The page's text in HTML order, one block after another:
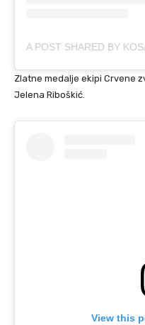
Zlatne medalje ekipi Crvene
Jelena Riboškić.
View this